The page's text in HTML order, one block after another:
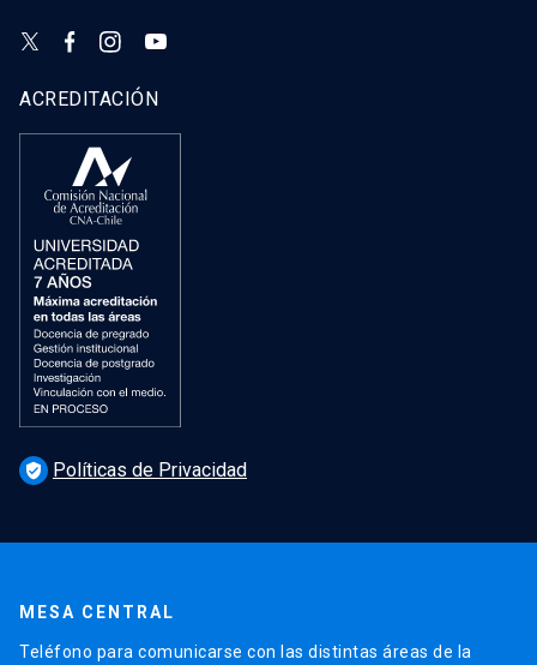
ACREDITACIÓN
verified_user Políticas de Privacidad
MESA CENTRAL
Teléfono para comunicarse con las distintas áreas de la